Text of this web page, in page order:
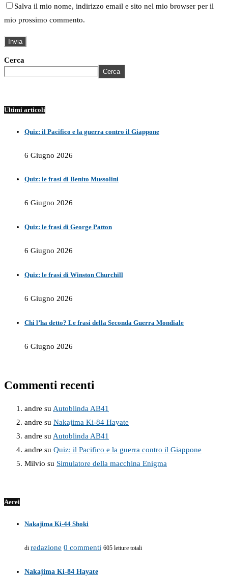
Salva il mio nome, indirizzo email e sito nel mio browser per il
mio prossimo commento.
Cerca
Cerca
Ultimi articoli
Quiz: il Pacifico e la guerra contro il Giappone
6 Giugno 2026
Quiz: le frasi di Benito Mussolini
6 Giugno 2026
Quiz: le frasi di George Patton
6 Giugno 2026
Quiz: le frasi di Winston Churchill
6 Giugno 2026
Chi l’ha detto? Le frasi della Seconda Guerra Mondiale
6 Giugno 2026
Commenti recenti
andre su Autoblinda AB41
andre su Nakajima Ki-84 Hayate
andre su Autoblinda AB41
andre su Quiz: il Pacifico e la guerra contro il Giappone
Milvio su Simulatore della macchina Enigma
Aerei
Nakajima Ki-44 Shoki
di redazione 0 commenti 605 letture totali
Nakajima Ki-84 Hayate